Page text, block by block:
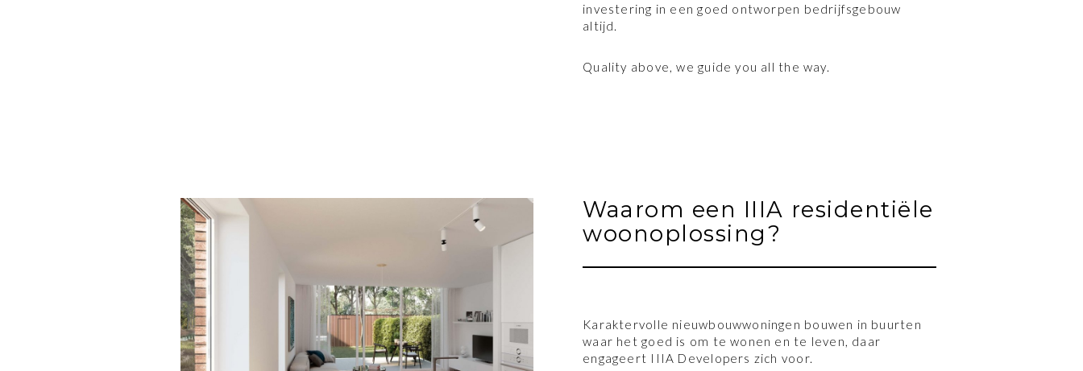
investering in een goed ontworpen bedrijfsgebouw
altijd.
Quality above, we guide you all the way.
Waarom een IIIA residentiële
woonoplossing?
Karaktervolle nieuwbouwwoningen bouwen in buurten
waar het goed is om te wonen en te leven, daar
engageert IIIA Developers zich voor.